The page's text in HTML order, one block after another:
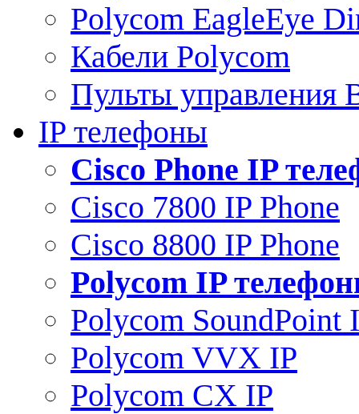
Polycom EagleEye
Кабели Polycom
Пульты управления
IP телефоны
Сisco Phone IP
Cisco 7800 IP Phone
Cisco 8800 IP Phone
Polycom IP
Polycom SoundPoint
Polycom VVX IP
Polycom CX IP